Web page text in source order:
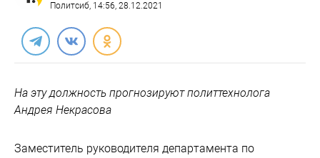
Политсиб, 14:56, 28.12.2021
На эту должность прогнозируют политтехнолога
Андрея Некрасова
Заместитель руководителя департамента по